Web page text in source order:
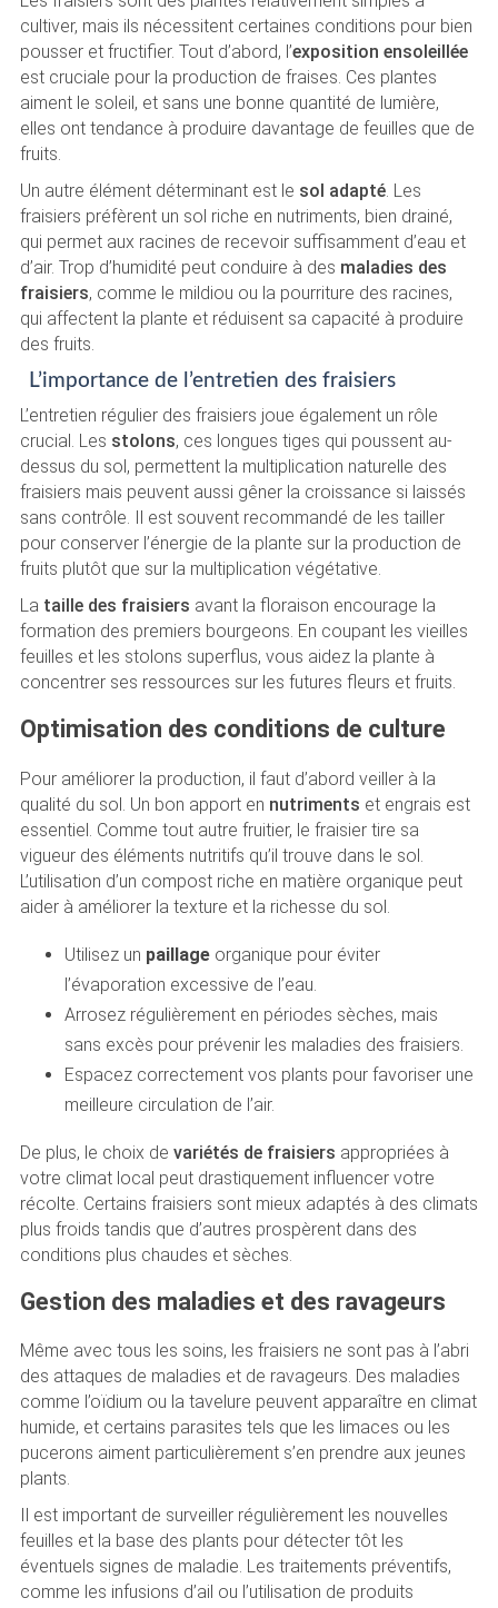
cultiver, mais ils nécessitent certaines conditions pour bien
pousser et fructifier. Tout d’abord, l’exposition ensoleillée
est cruciale pour la production de fraises. Ces plantes
aiment le soleil, et sans une bonne quantité de lumière,
elles ont tendance à produire davantage de feuilles que de
fruits.
Un autre élément déterminant est le sol adapté. Les
fraisiers préfèrent un sol riche en nutriments, bien drainé,
qui permet aux racines de recevoir suffisamment d’eau et
d’air. Trop d’humidité peut conduire à des maladies des
fraisiers, comme le mildiou ou la pourriture des racines,
qui affectent la plante et réduisent sa capacité à produire
des fruits.
L’importance de l’entretien des fraisiers
L’entretien régulier des fraisiers joue également un rôle
crucial. Les stolons, ces longues tiges qui poussent au-
dessus du sol, permettent la multiplication naturelle des
fraisiers mais peuvent aussi gêner la croissance si laissés
sans contrôle. Il est souvent recommandé de les tailler
pour conserver l’énergie de la plante sur la production de
fruits plutôt que sur la multiplication végétative.
La taille des fraisiers avant la floraison encourage la
formation des premiers bourgeons. En coupant les vieilles
feuilles et les stolons superflus, vous aidez la plante à
concentrer ses ressources sur les futures fleurs et fruits.
Optimisation des conditions de culture
Pour améliorer la production, il faut d’abord veiller à la
qualité du sol. Un bon apport en nutriments et engrais est
essentiel. Comme tout autre fruitier, le fraisier tire sa
vigueur des éléments nutritifs qu’il trouve dans le sol.
L’utilisation d’un compost riche en matière organique peut
aider à améliorer la texture et la richesse du sol.
Utilisez un paillageorganique pour éviter
l’évaporation excessive de l’eau.
Arrosez régulièrement en périodes sèches, mais
sans excès pour prévenir les maladies des fraisiers.
Espacez correctement vos plants pour favoriser une
meilleure circulation de l’air.
De plus, le choix de variétés de fraisiers appropriées à
votre climat local peut drastiquement influencer votre
récolte. Certains fraisiers sont mieux adaptés à des climats
plus froids tandis que d’autres prospèrent dans des
conditions plus chaudes et sèches.
Gestion des maladies et des ravageurs
Même avec tous les soins, les fraisiers ne sont pas à l’abri
des attaques de maladies et de ravageurs. Des maladies
comme l’oïdium ou la tavelure peuvent apparaître en climat
humide, et certains parasites tels que les limaces ou les
pucerons aiment particulièrement s’en prendre aux jeunes
plants.
Il est important de surveiller régulièrement les nouvelles
feuilles et la base des plants pour détecter tôt les
éventuels signes de maladie. Les traitements préventifs,
comme les infusions d’ail ou l’utilisation de produits